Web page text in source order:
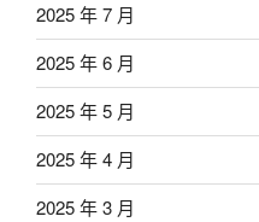
2025 年 7 月
2025 年 6 月
2025 年 5 月
2025 年 4 月
2025 年 3 月